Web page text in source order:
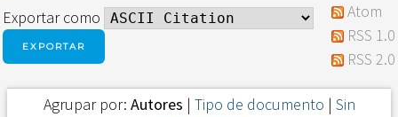
Exportar como
Atom
RSS 1.0
RSS 2.0
Agrupar por: Autores | Tipo de documento | Sin